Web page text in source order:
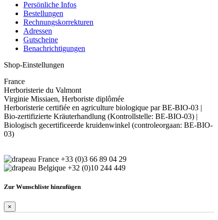
Persönliche Infos
Bestellungen
Rechnungskorrekturen
Adressen
Gutscheine
Benachrichtigungen
Shop-Einstellungen
France
Herboristerie du Valmont
Virginie Missiaen, Herboriste diplômée
Herboristerie certifiée en agriculture biologique par BE-BIO-03 |
Bio-zertifizierte Kräuterhandlung (Kontrollstelle: BE-BIO-03) |
Biologisch gecertificeerde kruidenwinkel (controleorgaan: BE-BIO-
03)
+33 (0)3 66 89 04 29
+32 (0)10 244 449
Zur Wunschliste hinzufügen
×